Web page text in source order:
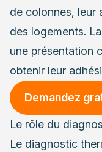
de colonnes, leur
des logements.
une présentation
obtenir leur
Demandez
Le rôle du
Le diagnostic